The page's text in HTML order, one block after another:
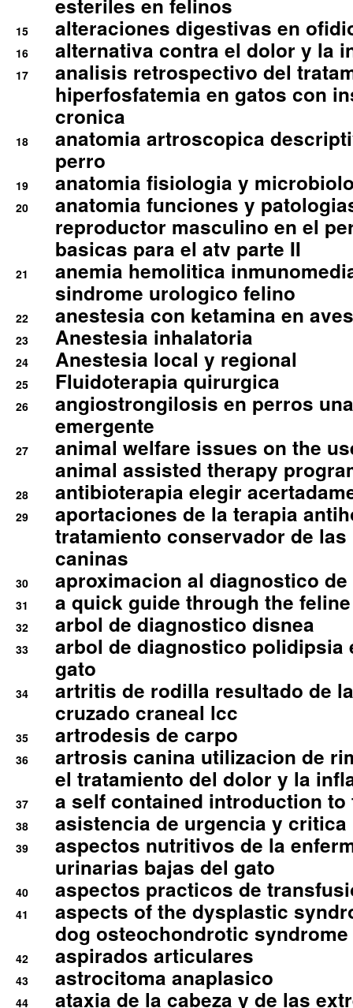
esteriles en felinos
15 alteraciones digestivas en
16 alternativa contra el dolor y la
17
analisis retrospectivo del
hiperfosfatemia en gatos con
cronica
18
anatomia artroscopica
perro
19 anatomia fisiologia y
20
anatomia funciones y
reproductor masculino en el
basicas para el atv parte II
21
anemia hemolitica
sindrome urologico felino
22 anestesia con ketamina en
23 Anestesia inhalatoria
24 Anestesia local y regional
25 Fluidoterapia quirurgica
26
angiostrongilosis en perros
emergente
27
animal welfare issues on the
animal assisted therapy
28 antibioterapia elegir
29
aportaciones de la terapia
tratamiento conservador de
caninas
30 aproximacion al diagnostico
31 a quick guide through the
32 arbol de diagnostico disnea
33
arbol de diagnostico polidipsia
gato
34
artritis de rodilla resultado de
cruzado craneal lcc
35 artrodesis de carpo
36
artrosis canina utilizacion de
el tratamiento del dolor y la
37 a self contained introduction
38 asistencia de urgencia y
39
aspectos nutritivos de la
urinarias bajas del gato
40 aspectos practicos de
41
aspects of the dysplastic
dog osteochondrotic syndrome
42 aspirados articulares
43 astrocitoma anaplasico
44 ataxia de la cabeza y de las